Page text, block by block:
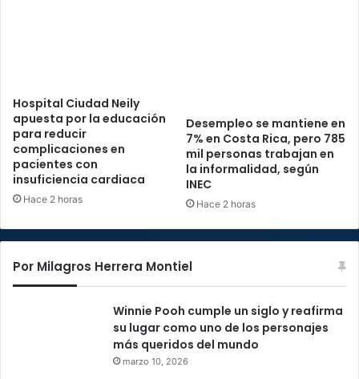
Hospital Ciudad Neily
apuesta por la educación
para reducir
complicaciones en
pacientes con
insuficiencia cardiaca
Hace 2 horas
Desempleo se mantiene en
7% en Costa Rica, pero 785
mil personas trabajan en
la informalidad, según
INEC
Hace 2 horas
Por Milagros Herrera Montiel
Winnie Pooh cumple un siglo y reafirma
su lugar como uno de los personajes
más queridos del mundo
marzo 10, 2026